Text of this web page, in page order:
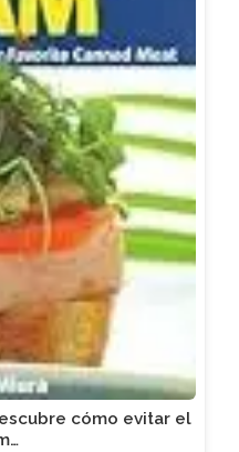
cómo evitar el